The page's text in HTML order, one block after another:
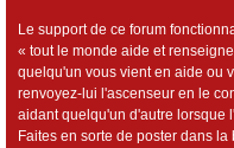
Le support de ce forum
« tout le monde aide et
quelqu'un vous vient en aide ou
renvoyez-lui l'ascenseur en le
aidant quelqu'un d'autre lorsque
Faites en sorte de poster dans